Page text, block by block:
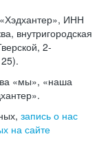
ИНН
внутригородская
2-
«мы», «наша
запись о нас
на сайте